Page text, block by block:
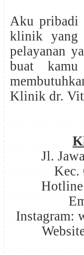
Aku pribadi
klinik yang
pelayanan
buat
Klinik dr.
Jl.
Kec.
Instagram: